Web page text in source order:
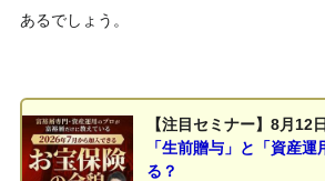
あるでしょう。
【注目セミナー】8月12
「生前贈与」と「資産
る？